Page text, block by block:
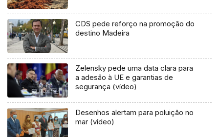
CDS pede reforço na promoção do
destino Madeira
Zelensky pede uma data clara para
a adesão à UE e garantias de
segurança (vídeo)
Desenhos alertam para poluição no
mar (vídeo)